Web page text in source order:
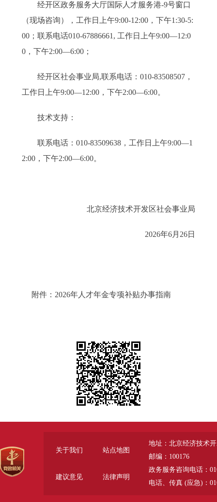
经开区政务服务大厅国际人才服务港-9号窗口
（现场咨询），工作日上午9:00-12:00，下午1:30-5:
00；联系电话010-67886661, 工作日上午9:00—12:0
0，下午2:00—6:00；
经开区社会事业局,联系电话：010-83508507，
工作日上午9:00—12:00，下午2:00—6:00。
技术支持：
联系电话：010-83509638，工作日上午9:00—1
2:00，下午2:00—6:00。
北京经济技术开发区社会事业局
2026年6月26日
附件：2026年人才年金专项补贴办事指南
关于我们 站点地图
建议意见 法律声明
地址：北京经济技术
邮编：100176
政务服务咨询电话：
电话、传真 (应急)：